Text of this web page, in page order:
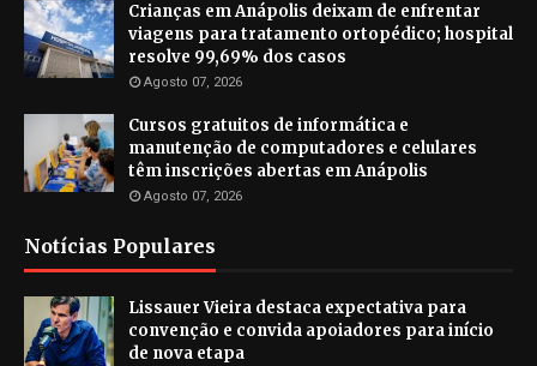
Crianças em Anápolis deixam de enfrentar
viagens para tratamento ortopédico; hospital
resolve 99,69% dos casos
Agosto 07, 2026
Cursos gratuitos de informática e
manutenção de computadores e celulares
têm inscrições abertas em Anápolis
Agosto 07, 2026
Notícias Populares
Lissauer Vieira destaca expectativa para
convenção e convida apoiadores para início
de nova etapa